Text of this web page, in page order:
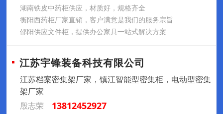
湖南铁皮中药柜供应，材质好，规格齐全
衡阳西药柜厂家直销，客户满意是我们的服务宗旨
邵阳供应文件柜，提供办公家具一站式解决方案
江苏宇锋装备科技有限公司
江苏档案密集架厂家，镇江智能型密集柜，电动型密集
架厂家
殷志荣
13812452927